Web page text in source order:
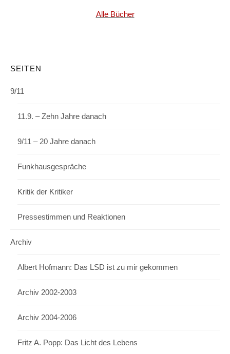
Alle Bücher
SEITEN
9/11
11.9. – Zehn Jahre danach
9/11 – 20 Jahre danach
Funkhausgespräche
Kritik der Kritiker
Pressestimmen und Reaktionen
Archiv
Albert Hofmann: Das LSD ist zu mir gekommen
Archiv 2002-2003
Archiv 2004-2006
Fritz A. Popp: Das Licht des Lebens